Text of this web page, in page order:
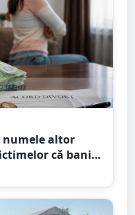
numele altor
că banii